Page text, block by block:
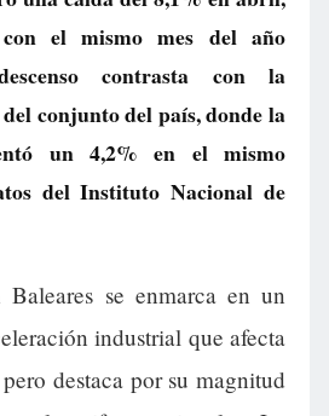
el mismo mes del año
contrasta con la
conjunto del país, donde la
un 4,2% en el mismo
del Instituto Nacional de
Baleares se enmarca en un
industrial que afecta
destaca por su magnitud